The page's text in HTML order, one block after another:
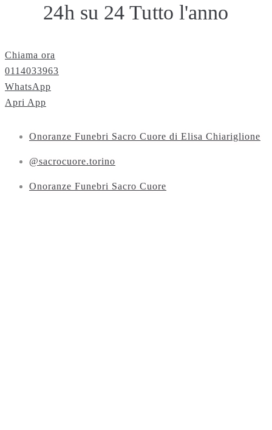
24h su 24Tutto l'anno
Chiama ora
0114033963
WhatsApp
Apri App
Onoranze Funebri Sacro Cuore di Elisa Chiariglione
@sacrocuore.torino
Onoranze Funebri Sacro Cuore